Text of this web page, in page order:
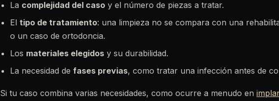
La complejidad del caso y el número de piezas a tratar.
El tipo de tratamiento: una limpieza no se compara con una
o un caso de ortodoncia.
Los materiales elegidos y su durabilidad.
La necesidad de fases previas, como tratar una infección antes de
Si tu caso combina varias necesidades, como ocurre a menudo en